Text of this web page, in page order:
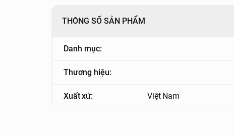
THÔNG SỐ SẢN PHẨM
Danh mục:
Thương hiệu:
Xuất xứ: Việt Nam